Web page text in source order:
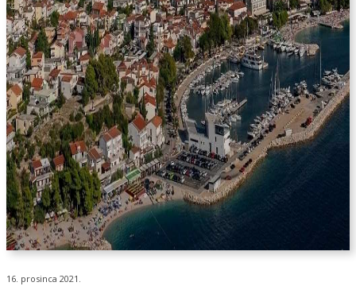
16. prosinca 2021.